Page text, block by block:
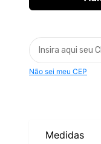
Não sei meu CEP
Medidas